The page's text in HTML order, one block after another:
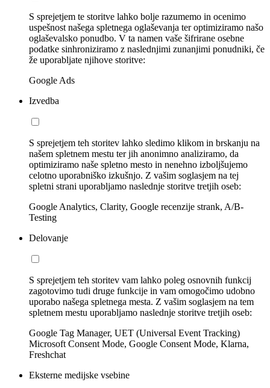
S sprejetjem te storitve lahko bolje razumemo in ocenimo
uspešnost našega spletnega oglaševanja ter optimiziramo našo
oglaševalsko ponudbo. V ta namen vaše šifrirane osebne
podatke sinhroniziramo z naslednjimi zunanjimi ponudniki, če
že uporabljate njihove storitve:
Google Ads
Izvedba
S sprejetjem teh storitev lahko sledimo klikom in brskanju na
našem spletnem mestu ter jih anonimno analiziramo, da
optimiziramo naše spletno mesto in nenehno izboljšujemo
celotno uporabniško izkušnjo. Z vašim soglasjem na tej
spletni strani uporabljamo naslednje storitve tretjih oseb:
Google Analytics, Clarity, Google recenzije strank, A/B-
Testing
Delovanje
S sprejetjem teh storitev vam lahko poleg osnovnih funkcij
zagotovimo tudi druge funkcije in vam omogočimo udobno
uporabo našega spletnega mesta. Z vašim soglasjem na tem
spletnem mestu uporabljamo naslednje storitve tretjih oseb:
Google Tag Manager, UET (Universal Event Tracking)
Microsoft Consent Mode, Google Consent Mode, Klarna,
Freshchat
Eksterne medijske vsebine